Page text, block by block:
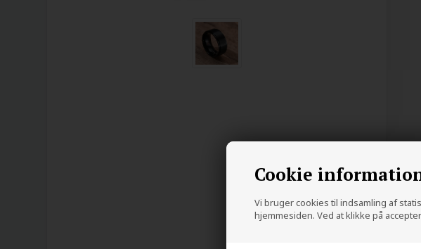
Cookie
Vi bruger cookies til indsamling af
hjemmesiden. Ved at klikke på